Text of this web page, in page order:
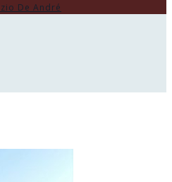
De André